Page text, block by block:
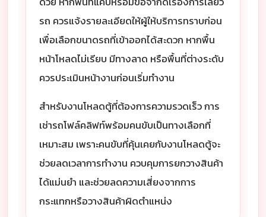
รถ ควรแจ้งรายละเอียดให้ผู้ให้บริการทราบก่อน
เพื่อเลือกขนาดรถที่เข้าออกได้สะดวก หากพื้น
หน้าโหลดไม่เรียบ มีทางลาด หรือพื้นที่ต่างระดับ
ควรประเมินหน้างานก่อนเริ่มทำงาน
สำหรับงานโหลดตู้ที่ต้องการความรวดเร็ว การ
เช่ารถโฟล์คลิฟท์พร้อมคนขับเป็นทางเลือกที่
เหมาะสม เพราะคนขับที่คุ้นเคยกับงานโหลดตู้จะ
ช่วยลดเวลาการทำงาน ควบคุมการยกวางสินค้า
ได้แม่นยำ และช่วยลดความเสี่ยงจากการ
กระแทกหรือวางสินค้าผิดตำแหน่ง